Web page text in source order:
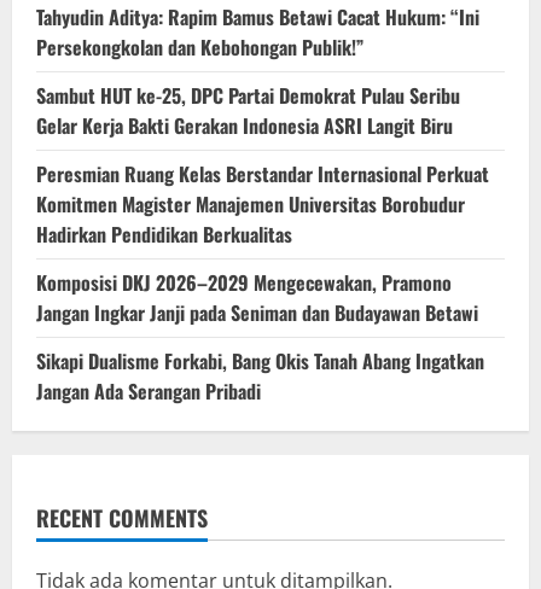
‎Tahyudin Aditya: Rapim Bamus Betawi Cacat Hukum: “Ini
Persekongkolan dan Kebohongan Publik!”
‎Sambut HUT ke-25, DPC Partai Demokrat Pulau Seribu
Gelar Kerja Bakti Gerakan Indonesia ASRI Langit Biru
Peresmian Ruang Kelas Berstandar Internasional Perkuat
Komitmen Magister Manajemen Universitas Borobudur
Hadirkan Pendidikan Berkualitas
Komposisi DKJ 2026–2029 Mengecewakan, Pramono
Jangan Ingkar Janji pada Seniman dan Budayawan Betawi
Sikapi Dualisme Forkabi, Bang Okis Tanah Abang Ingatkan
Jangan Ada Serangan Pribadi
RECENT COMMENTS
Tidak ada komentar untuk ditampilkan.